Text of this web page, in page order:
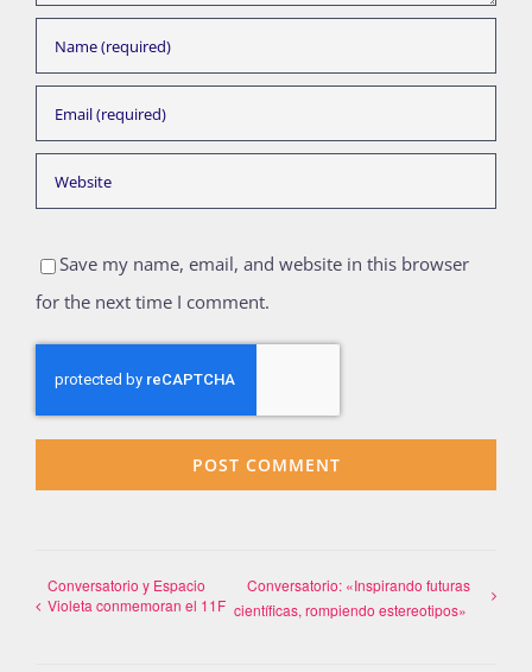
Save my name, email, and website in this browser
for the next time I comment.
Conversatorio y Espacio
Violeta conmemoran el 11F
Conversatorio: «Inspirando futuras
científicas, rompiendo estereotipos»